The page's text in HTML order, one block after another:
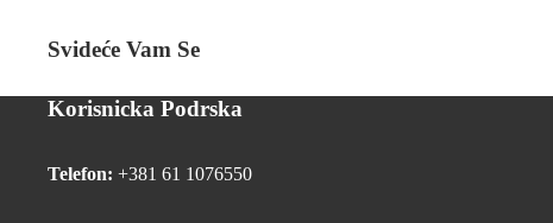
Svideće Vam Se
Korisnicka Podrska
Telefon: +381 61 1076550